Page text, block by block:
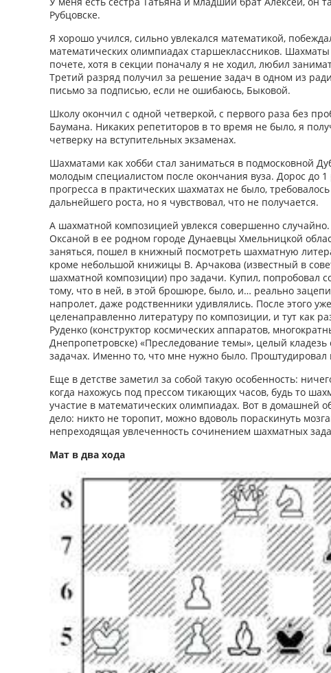
Рубцовске.
Я хорошо учился, сильно увлекался математикой,
математических олимпиадах старшеклассников.
почете, хотя в секции поначалу я не ходил, любил
Третий разряд получил за решение задач в одном из
письмо за подписью, если не ошибаюсь, Быковой.
Школу окончил с одной четверкой, с первого раза без
Баумана. Никаких репетиторов в то время не было, я
четверку на вступительных экзаменах.
Шахматами как хобби стал заниматься в подмосковной
молодым специалистом после окончания вуза. Дорос до 1
прогресса в практических шахматах не было,
дальнейшего роста, но я чувствовал, что не получается.
А шахматной композицией увлекся совершенно случайно.
Оксаной в ее родном городе Дунаевцы Хмельницкой
заняться, пошел в книжный посмотреть шахматную
кроме небольшой книжицы В. Арчакова (известный в
шахматной композиции) про задачи. Купил, попробовал
тому, что в ней, в этой брошюре, было, и… реально
напролет, даже родственники удивлялись. После этого
целенаправленно литературу по композиции, и тут как
Руденко (конструктор космических аппаратов,
Днепропетровске) «Преследование темы», целый
задачах. Именно то, что мне нужно было.
Еще в детстве заметил за собой такую особенность:
когда нахожусь под прессом тикающих часов, будь то
участие в математических олимпиадах. Вот в домашней
дело: никто не торопит, можно вдоволь пораскинуть
непреходящая увлеченность сочинением шахматных
Мат в два хода